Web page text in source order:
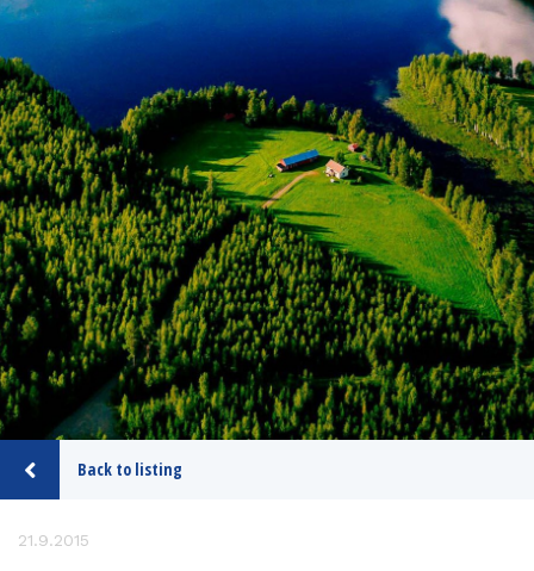
Back to listing
21.9.2015